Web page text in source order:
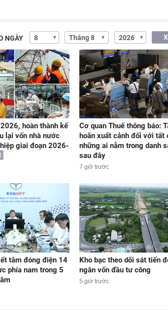
NGÀY
hoàn thành kế
lại vốn nhà nước
giai đoạn 2026-
Cơ quan Thuế thông báo:
hoãn xuất cảnh đối với tất
những ai nằm trong danh
sau đây
7 giờ trước
tâm đóng điện 14
phía nam trong 5
Kho bạc theo dõi sát tiến
ngân vốn đầu tư công
5 giờ trước